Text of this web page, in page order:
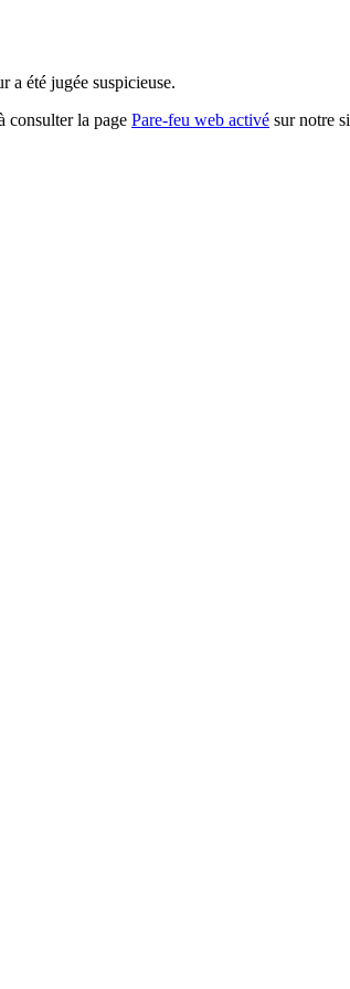
a été jugée suspicieuse.
consulter la page Pare-feu web activé sur notre